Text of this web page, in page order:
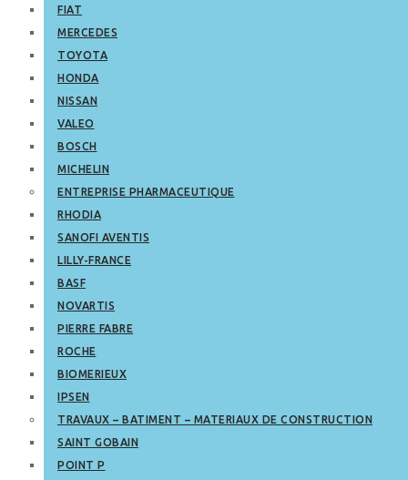
FIAT
MERCEDES
TOYOTA
HONDA
NISSAN
VALEO
BOSCH
MICHELIN
ENTREPRISE PHARMACEUTIQUE
RHODIA
SANOFI AVENTIS
LILLY-FRANCE
BASF
NOVARTIS
PIERRE FABRE
ROCHE
BIOMERIEUX
IPSEN
TRAVAUX – BATIMENT – MATERIAUX DE CONSTRUCTION
SAINT GOBAIN
POINT P